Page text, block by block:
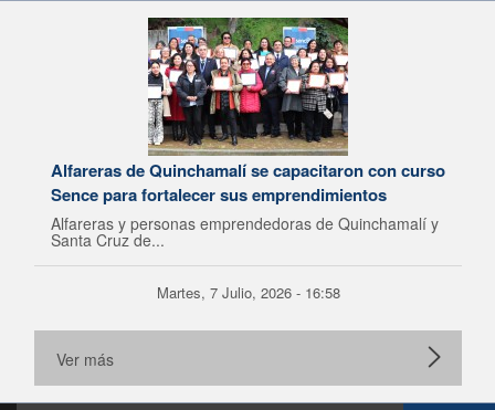
Alfareras de Quinchamalí se capacitaron con curso
Sence para fortalecer sus emprendimientos
Alfareras y personas emprendedoras de Quinchamalí y
Santa Cruz de...
Martes, 7 Julio, 2026 - 16:58
Ver más